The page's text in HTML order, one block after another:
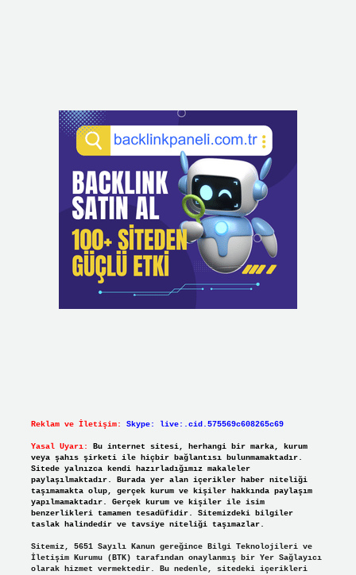
Reklam ve İletişim: Skype: live:.cid.575569c608265c69
Yasal Uyarı:
Bu internet sitesi, herhangi bir marka, kurum
veya şahıs şirketi ile hiçbir bağlantısı bulunmamaktadır.
Sitede yalnızca kendi hazırladığımız makaleler
paylaşılmaktadır. Burada yer alan içerikler haber niteliği
taşımamakta olup, gerçek kurum ve kişiler hakkında paylaşım
yapılmamaktadır. Gerçek kurum ve kişiler ile isim
benzerlikleri tamamen tesadüfidir. Sitemizdeki bilgiler
taslak halindedir ve tavsiye niteliği taşımazlar.
Sitemiz, 5651 Sayılı Kanun gereğince Bilgi Teknolojileri ve
İletişim Kurumu (BTK) tarafından onaylanmış bir Yer Sağlayıcı
olarak hizmet vermektedir. Bu nedenle, sitedeki içerikleri